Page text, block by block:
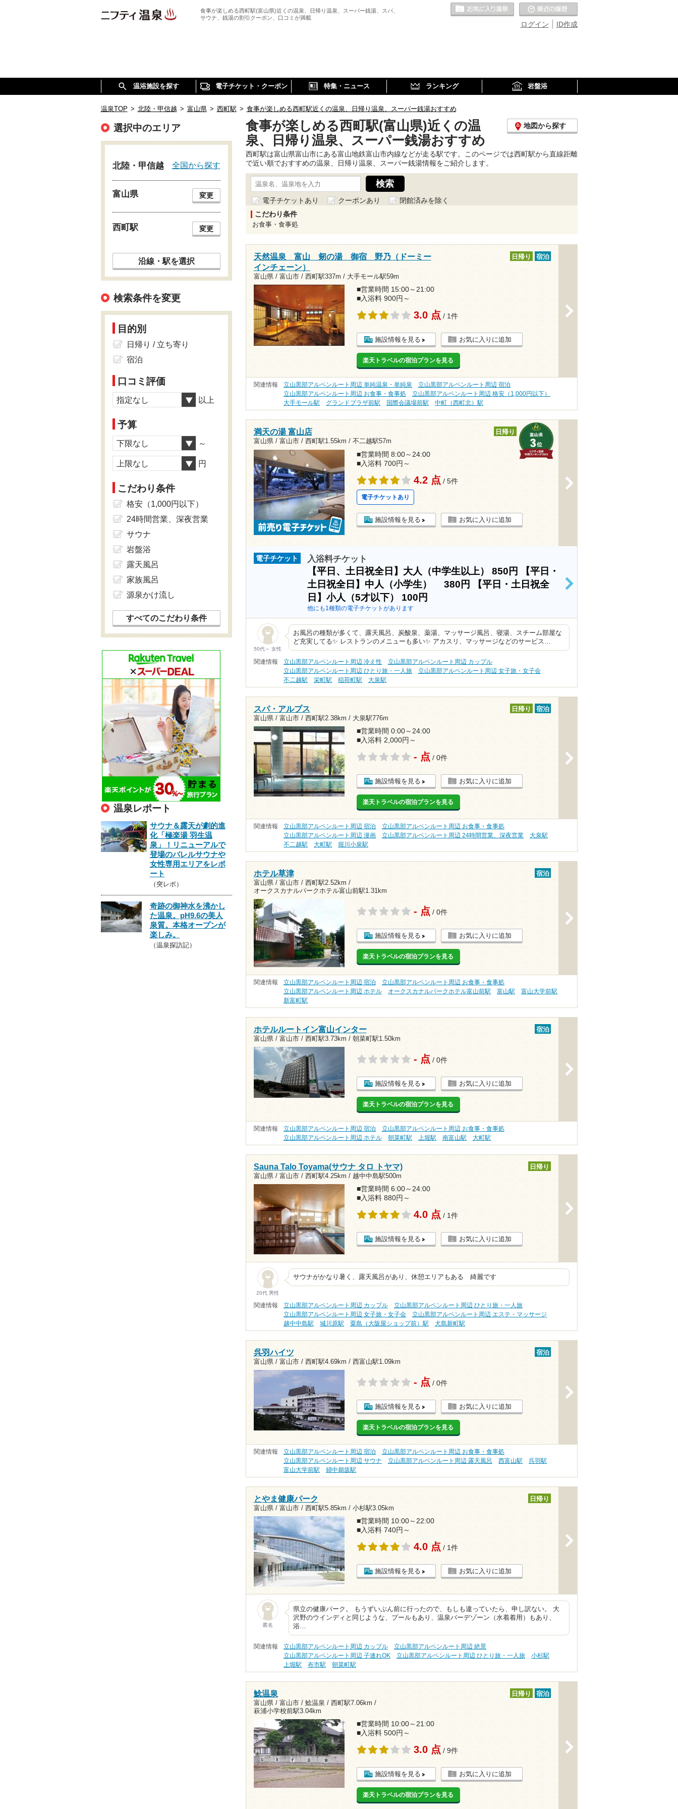
食事が楽しめる西町駅(富山県)近くの温泉、日帰り温泉、スーパー銭湯、スパ、
サウナ、銭湯の割引クーポン、口コミが満載
ID作成
ログイン
お気に入りの温泉
温浴施設を探す 電子チケット・クーポン 特集・ニュース ランキング 岩盤浴
温泉TOP > 北陸・甲信越 > 富山県 > 西町駅 > 食事が楽しめる西町駅近くの温泉、日帰り温泉、スーパー銭湯おすすめ
食事が楽しめる西町駅(富山県)近くの温
泉、日帰り温泉、スーパー銭湯おすすめ
地図から探す
西町駅は富山県富山市にある富山地鉄富山市内線などが走る駅です。このページでは西町駅から直線距離
で近い順でおすすめの温泉、日帰り温泉、スーパー銭湯情報をご紹介します。
電子チケットあり クーポンあり
閉館済みを除く
こだわり条件
お食事・食事処
天然温泉 富山 剱の湯 御宿 野乃（ドーミー
インチェーン）
富山県 / 富山市 / 西町駅337m / 大手モール駅59m
日帰り 宿泊
■営業時間 15:00～21:00
■入浴料 900円～
3.0 点 / 1件
施設情報を見る お気に入りに追加
楽天トラベルの宿泊プランを見る
関連情報 立山黒部アルペンルート周辺 単純温泉・単純泉
立山黒部アルペンルート周辺 宿泊
立山黒部アルペンルート周辺 お食事・食事処
立山黒部アルペンルート周辺 格安（1,000円以下）
大手モール駅
グランドプラザ前駅 国際会議場前駅 中町（西町北）駅
満天の湯 富山店
富山県 / 富山市 / 西町駅1.55km / 不二越駅57m
日帰り
■営業時間 8:00～24:00
■入浴料 700円～
4.2 点 / 5件
電子チケットあり
施設情報を見る お気に入りに追加
電子チケット 入浴料チケット
【平日、土日祝全日】大人（中学生以上） 850円
【平日・
土日祝全日】中人（小学生） 380円
【平日・土日祝全
日】小人（5才以下） 100円
他にも1種類の電子チケットがあります
>
50代～ 女性
お風呂の種類が多くて、露天風呂、炭酸泉、薬湯、マッサージ風呂、寝湯、スチーム部屋な
ど充実してる✨ レストランのメニューも多い✨ アカスリ、マッサージなどのサービス…
関連情報 立山黒部アルペンルート周辺 冷え性
立山黒部アルペンルート周辺 カップル
立山黒部アルペンルート周辺 ひとり旅・一人旅
立山黒部アルペンルート周辺 女子旅・女子会
不二越駅
栄町駅 稲荷町駅 大泉駅
スパ・アルプス
富山県 / 富山市 / 西町駅2.38km / 大泉駅776m
日帰り 宿泊
■営業時間 0:00～24:00
■入浴料 2,000円～
- 点 / 0件
施設情報を見る お気に入りに追加
楽天トラベルの宿泊プランを見る
関連情報 立山黒部アルペンルート周辺 宿泊
立山黒部アルペンルート周辺 お食事・食事処
立山黒部アルペンルート周辺 漫画
立山黒部アルペンルート周辺 24時間営業、深夜営業
大泉駅
不二越駅
大町駅 堀川小泉駅
ホテル草津
富山県 / 富山市 / 西町駅2.52km /
オークスカナルパークホテル富山前駅1.31km
宿泊
- 点 / 0件
施設情報を見る お気に入りに追加
楽天トラベルの宿泊プランを見る
関連情報 立山黒部アルペンルート周辺 宿泊
立山黒部アルペンルート周辺 お食事・食事処
立山黒部アルペンルート周辺 ホテル
オークスカナルパークホテル富山前駅 富山駅
富山大学前駅
新富町駅
ホテルルートイン富山インター
富山県 / 富山市 / 西町駅3.73km / 朝菜町駅1.50km
宿泊
- 点 / 0件
施設情報を見る お気に入りに追加
楽天トラベルの宿泊プランを見る
関連情報 立山黒部アルペンルート周辺 宿泊
立山黒部アルペンルート周辺 お食事・食事処
立山黒部アルペンルート周辺 ホテル
朝菜町駅 上堀駅 南富山駅 大町駅
Sauna Talo Toyama(サウナ タロ トヤマ)
富山県 / 富山市 / 西町駅4.25km / 越中中島駅500m
日帰り
■営業時間 6:00～24:00
■入浴料 880円～
4.0 点 / 1件
施設情報を見る お気に入りに追加
20代 男性
サウナがかなり暑く、露天風呂があり、休憩エリアもある 綺麗です
関連情報 立山黒部アルペンルート周辺 カップル
立山黒部アルペンルート周辺 ひとり旅・一人旅
立山黒部アルペンルート周辺 女子旅・女子会
立山黒部アルペンルート周辺 エステ・マッサージ
越中中島駅
城川原駅 粟島（大阪屋ショップ前）駅 犬島新町駅
呉羽ハイツ
富山県 / 富山市 / 西町駅4.69km / 西富山駅1.09km
宿泊
- 点 / 0件
施設情報を見る お気に入りに追加
楽天トラベルの宿泊プランを見る
関連情報 立山黒部アルペンルート周辺 宿泊
立山黒部アルペンルート周辺 お食事・食事処
立山黒部アルペンルート周辺 サウナ
立山黒部アルペンルート周辺 露天風呂 西富山駅
呉羽駅
富山大学前駅
婦中鵜坂駅
とやま健康パーク
富山県 / 富山市 / 西町駅5.85km / 小杉駅3.05km
日帰り
■営業時間 10:00～22:00
■入浴料 740円～
4.0 点 / 1件
施設情報を見る お気に入りに追加
匿名
県立の健康パーク。 もうずいぶん前に行ったので、もしも違っていたら、申し訳ない。 大
沢野のウインディと同じような、プールもあり、温泉バーデゾーン（水着着用）もあり、
浴…
関連情報 立山黒部アルペンルート周辺 カップル
立山黒部アルペンルート周辺 絶景
立山黒部アルペンルート周辺 子連れOK
立山黒部アルペンルート周辺 ひとり旅・一人旅
小杉駅
上堀駅
布市駅 朝菜町駅
鯰温泉
富山県 / 富山市 / 鯰温泉 / 西町駅7.06km /
萩浦小学校前駅3.04km
日帰り 宿泊
■営業時間 10:00～21:00
■入浴料 500円～
3.0 点 / 9件
施設情報を見る お気に入りに追加
楽天トラベルの宿泊プランを見る
選択中のエリア
北陸・甲信越 全国から探す
富山県 変更
西町駅 変更
沿線・駅を選択
検索条件を変更
目的別
日帰り / 立ち寄り
宿泊
口コミ評価
指定なし 以上
予算
下限なし ～
上限なし 円
こだわり条件
格安（1,000円以下）
24時間営業、深夜営業
サウナ
岩盤浴
露天風呂
家族風呂
源泉かけ流し
すべてのこだわり条件
温泉レポート
サウナ＆露天が劇的進
化「極楽湯 羽生温
泉」！リニューアルで
登場のバレルサウナや
女性専用エリアをレポ
ート
（突レポ）
奇跡の御神水を沸かし
た温泉。pH9.6の美人
泉質。本格オープンが
楽しみ。
（温泉探訪記）